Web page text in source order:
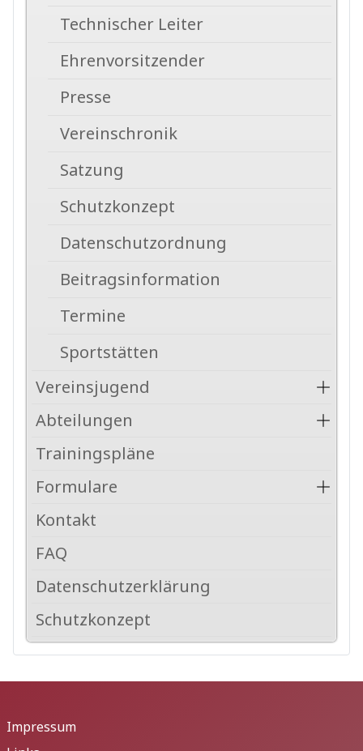
Technischer Leiter
Ehrenvorsitzender
Presse
Vereinschronik
Satzung
Schutzkonzept
Datenschutzordnung
Beitragsinformation
Termine
Sportstätten
Vereinsjugend
Abteilungen
Trainingspläne
Formulare
Kontakt
FAQ
Datenschutzerklärung
Schutzkonzept
Impressum